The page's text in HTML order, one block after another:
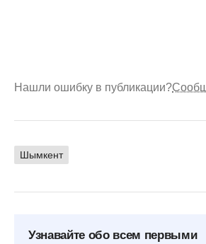
Нашли ошибку в публикации?
Шымкент
Узнавайте обо всем первыми